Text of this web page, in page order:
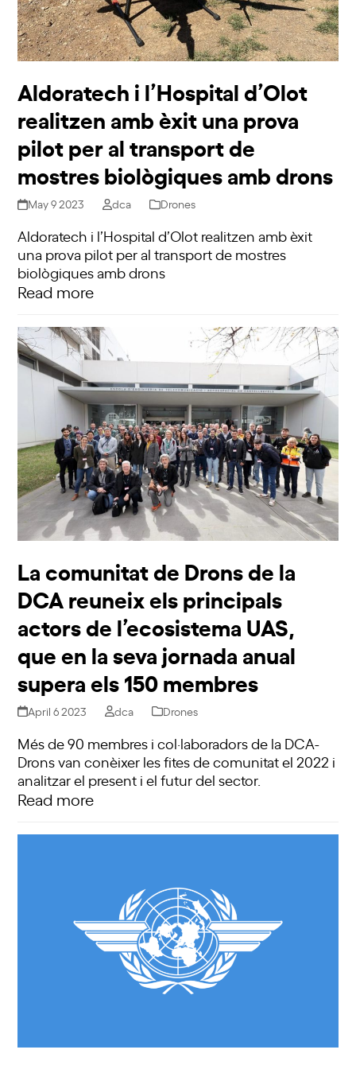
Aldoratech i l’Hospital d’Olot
realitzen amb èxit una prova
pilot per al transport de
mostres biològiques amb drons
May 9 2023 dca Drones
Aldoratech i l’Hospital d’Olot realitzen amb èxit
una prova pilot per al transport de mostres
biològiques amb drons
Read more
La comunitat de Drons de la
DCA reuneix els principals
actors de l’ecosistema UAS,
que en la seva jornada anual
supera els 150 membres
April 6 2023 dca Drones
Més de 90 membres i col·laboradors de la DCA-
Drons van conèixer les fites de comunitat el 2022 i
analitzar el present i el futur del sector.
Read more